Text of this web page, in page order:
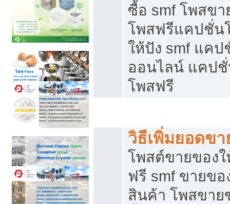
ซื้อ smf โพสข
โพสฟรีแคปชั่น
ให้ปัง smf แค
ออนไลน์ แคป
โพสฟรี
วิธีเพิ่มยอดข
โพสต์ขายของ
ฟรี smf ขายข
สินค้า โพสขาย